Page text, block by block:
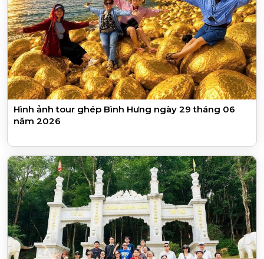
Hình ảnh tour ghép Bình Hưng ngày 29 tháng 06
năm 2026